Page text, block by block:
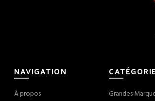
NAVIGATION
À propos
Grandes